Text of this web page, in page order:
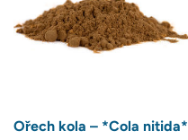
Ořech kola – *Cola nitida*